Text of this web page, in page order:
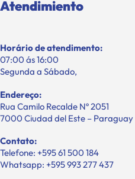
Atendimiento
Horário de atendimento:
07:00 ás 16:00
Segunda a Sábado,
Endereço:
Rua Camilo Recalde Nº 2051
7000 Ciudad del Este – Paraguay
Contato:
Telefone: +595 61 500 184
Whatsapp: +595 993 277 437